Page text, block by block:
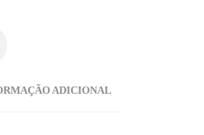
ADICIONAL